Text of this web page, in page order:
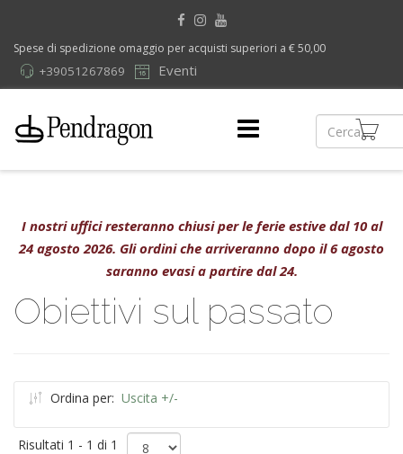
Spese di spedizione omaggio per acquisti superiori a € 50,00
Eventi
+39051267869
I nostri uffici resteranno chiusi per le ferie estive dal 10 al
24 agosto 2026. Gli ordini che arriveranno dopo il 6 agosto
saranno evasi a partire dal 24.
Obiettivi sul passato
Ordina per: Uscita +/-
Risultati 1 - 1 di 1